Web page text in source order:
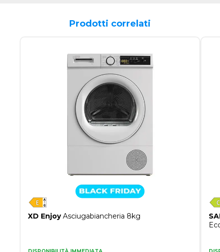
Prodotti correlati
XD EnjoyAsciugabiancheria 8kg